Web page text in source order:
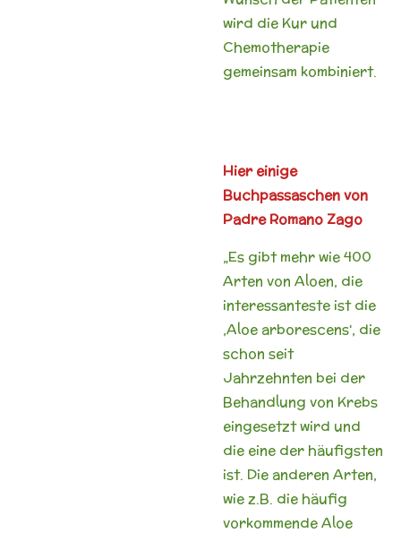
wird die Kur und
Chemotherapie
gemeinsam kombiniert.
Hier einige
Buchpassaschen von
Padre Romano Zago
„Es gibt mehr wie 400
Arten von Aloen, die
interessanteste ist die
‚Aloe arborescens‘, die
schon seit
Jahrzehnten bei der
Behandlung von Krebs
eingesetzt wird und
die eine der häufigsten
ist. Die anderen Arten,
wie z.B. die häufig
vorkommende Aloe